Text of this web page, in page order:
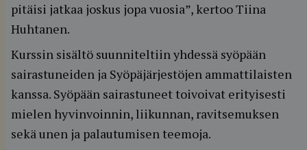
pitäisi jatkaa joskus jopa vuosia”, kertoo Tiina
Huhtanen.
Kurssin sisältö suunniteltiin yhdessä syöpään
sairastuneiden ja Syöpäjärjestöjen ammattilaisten
kanssa. Syöpään sairastuneet toivoivat erityisesti
mielen hyvinvoinnin, liikunnan, ravitsemuksen
sekä unen ja palautumisen teemoja.